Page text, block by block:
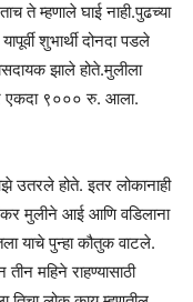
ते म्हणाले घाई नाही.पुढच्या
शुभार्थी दोनदा पडले
झाले होते.मुलीला
एकदा ९००० रु. आला.
उतरले होते. इतर लोकानाही
मुलीने आई आणि वडिलाना
याचे पुन्हा कौतुक वाटले.
महिने राहण्यासाठी